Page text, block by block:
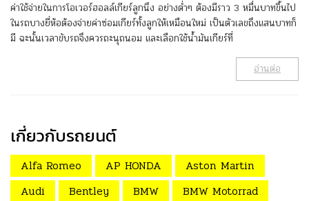
ค่าใช้จ่ายในการโอเวอร์ฮอลล์เกียร์ลูกนึง อย่างต่ำๆ ต้องมีราว 3 หมื่นบาทขึ้นไป
ในรถบางยี่ห้อต้องจ่ายค่าซ่อมเกียร์ทั้งลูกให้เหมือนใหม่ เป็นตัวเลขถึงแสนบาทก็
มี ฉะนั้นเวลาขับรถจึงควรถะนุถนอม และเลือกใช้น้ำมันเกียร์ที่
อ่านต่อ
เกี่ยวกับรถยนต์
Alfa Romeo AP HONDA
Aston Martin
Audi
Bentley BMW
BMW Motorrad